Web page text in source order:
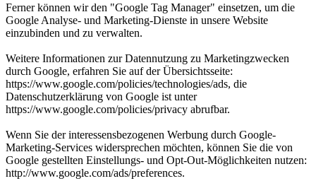
Ferner können wir den "Google Tag Manager" einsetzen, um die
Google Analyse- und Marketing-Dienste in unsere Website
einzubinden und zu verwalten.
Weitere Informationen zur Datennutzung zu Marketingzwecken
durch Google, erfahren Sie auf der Übersichtsseite:
https://www.google.com/policies/technologies/ads, die
Datenschutzerklärung von Google ist unter
https://www.google.com/policies/privacy abrufbar.
Wenn Sie der interessensbezogenen Werbung durch Google-
Marketing-Services widersprechen möchten, können Sie die von
Google gestellten Einstellungs- und Opt-Out-Möglichkeiten nutzen:
http://www.google.com/ads/preferences.